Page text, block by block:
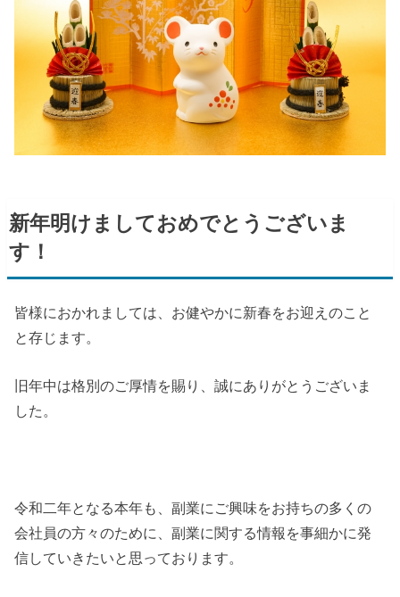
新年明けましておめでとうございま
す！
皆様におかれましては、お健やかに新春をお迎えのこと
と存じます。
旧年中は格別のご厚情を賜り、誠にありがとうございま
した。
令和二年となる本年も、副業にご興味をお持ちの多くの
会社員の方々のために、副業に関する情報を事細かに発
信していきたいと思っております。